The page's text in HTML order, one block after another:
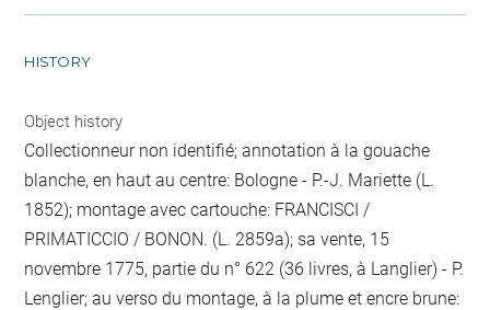
HISTORY
Object history
Collectionneur non identifié; annotation à la gouache
blanche, en haut au centre: Bologne - P.-J. Mariette (L.
1852); montage avec cartouche: FRANCISCI /
PRIMATICCIO / BONON. (L. 2859a); sa vente, 15
novembre 1775, partie du n° 622 (36 livres, à Langlier) - P.
Lenglier; au verso du montage, à la plume et encre brune: